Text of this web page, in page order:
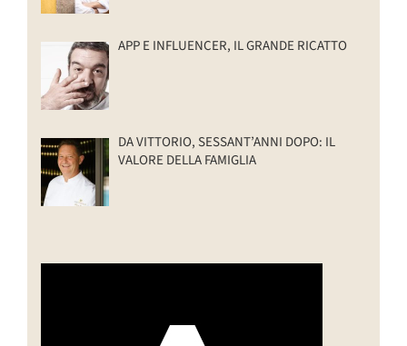
APP E INFLUENCER, IL GRANDE RICATTO
DA VITTORIO, SESSANT’ANNI DOPO: IL
VALORE DELLA FAMIGLIA